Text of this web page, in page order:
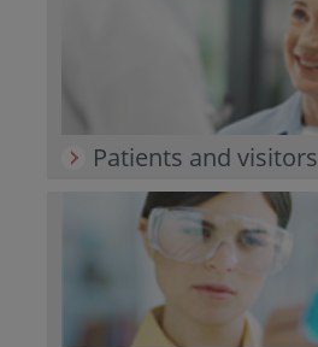
Patients and visitors